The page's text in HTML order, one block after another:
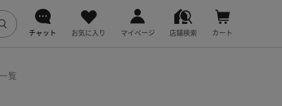
チャット お気に入り マイページ 店舗検索 カート
覧